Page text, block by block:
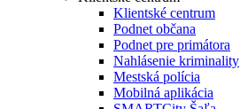
Klientské centrum
Podnet občana
Podnet pre primátora
Nahlásenie kriminality
Mestská polícia
Mobilná aplikácia